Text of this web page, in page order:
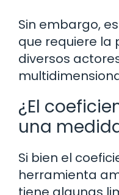
Sin embargo,
que requiere la
diversos
¿El
una
Si bien el
herramienta